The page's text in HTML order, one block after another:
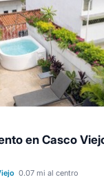
en Casco
0.07 mi al centro
Se admiten